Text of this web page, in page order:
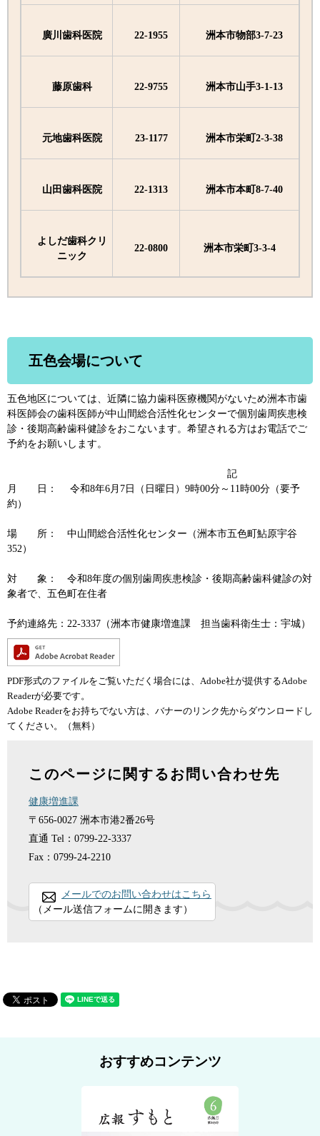
廣川歯科医院 22-1955 洲本市物部3-7-23
藤原歯科 22-9755 洲本市山手3-1-13
元地歯科医院 23-1177 洲本市栄町2-3-38
山田歯科医院 22-1313 洲本市本町8-7-40
よしだ歯科クリ
ニック
22-0800 洲本市栄町3-3-4
五色会場について
五色地区については、近隣に協力歯科医療機関がないため洲本市歯
科医師会の歯科医師が中山間総合活性化センターで個別歯周疾患検
診・後期高齢歯科健診をおこないます。希望される方はお電話でご
予約をお願いします。
記
月 日： 令和8年6月7日（日曜日）9時00分～11時00分（要予
約）
場 所： 中山間総合活性化センター（洲本市五色町鮎原宇谷
352）
対 象： 令和8年度の個別歯周疾患検診・後期高齢歯科健診の対
象者で、五色町在住者
予約連絡先：22-3337（洲本市健康増進課 担当歯科衛生士：宇城）
PDF形式のファイルをご覧いただく場合には、Adobe社が提供するAdobe
Readerが必要です。
Adobe Readerをお持ちでない方は、バナーのリンク先からダウンロードし
てください。（無料）
このページに関するお問い合わせ先
健康増進課
〒656-0027 洲本市港2番26号
直通 Tel：0799-22-3337
Fax：0799-24-2210
メールでのお問い合わせはこちら
（メール送信フォームに開きます）
おすすめコンテンツ